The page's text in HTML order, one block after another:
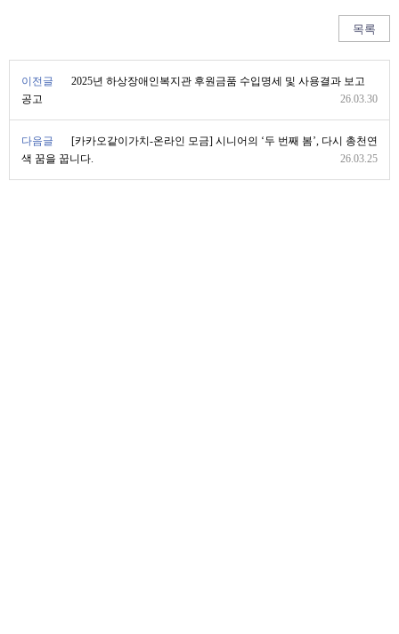
목록
이전글
2025년 하상장애인복지관 후원금품 수입명세 및 사용결과 보고
공고
26.03.30
다음글
[카카오같이가치-온라인 모금] 시니어의 ‘두 번째 봄’, 다시 총천연
색 꿈을 꿉니다.
26.03.25